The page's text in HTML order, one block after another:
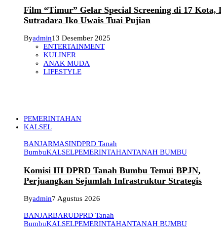
Film “Timur” Gelar Special Screening di 17 Kota,
Sutradara Iko Uwais Tuai Pujian
Byadmin13 Desember 2025
ENTERTAINMENT
KULINER
ANAK MUDA
LIFESTYLE
PEMERINTAHAN
KALSEL
BANJARMASINDPRD Tanah
BumbuKALSELPEMERINTAHANTANAH BUMBU
Komisi III DPRD Tanah Bumbu Temui BPJN,
Perjuangkan Sejumlah Infrastruktur Strategis
Byadmin7 Agustus 2026
BANJARBARUDPRD Tanah
BumbuKALSELPEMERINTAHANTANAH BUMBU